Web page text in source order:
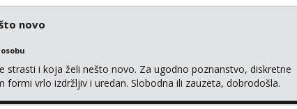
novo
strasti i koja želi nešto novo. Za ugodno poznanstvo, diskretne
formi vrlo izdržljiv i uredan. Slobodna ili zauzeta, dobrodošla.